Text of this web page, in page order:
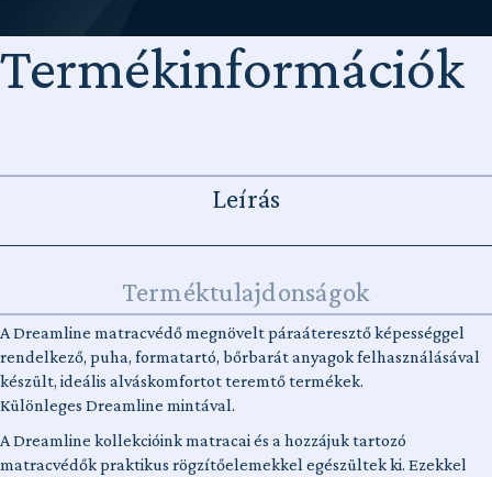
Termékinformációk
Leírás
Terméktulajdonságok
A Dreamline matracvédő megnövelt páraáteresztő képességgel
rendelkező, puha, formatartó, bőrbarát anyagok felhasználásával
készült, ideális alváskomfortot teremtő termékek.
Különleges Dreamline mintával.
A Dreamline kollekcióink matracai és a hozzájuk tartozó
matracvédők praktikus rögzítőelemekkel egészültek ki. Ezekkel